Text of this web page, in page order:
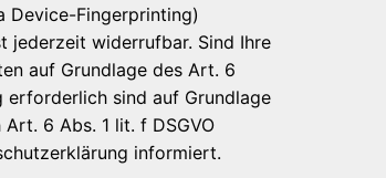
Device-Fingerprinting)
jederzeit widerrufbar. Sind Ihre
auf Grundlage des Art. 6
erforderlich sind auf Grundlage
6 Abs. 1 lit. f DSGVO
informiert.